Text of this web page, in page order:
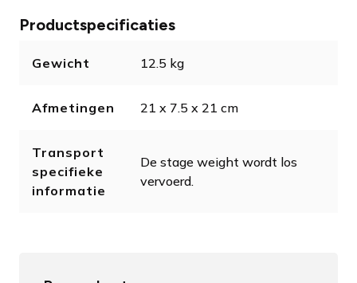
Productspecificaties
Gewicht 12.5 kg
Afmetingen 21 x 7.5 x 21 cm
Transport
specifieke
informatie
De stage weight wordt los
vervoerd.